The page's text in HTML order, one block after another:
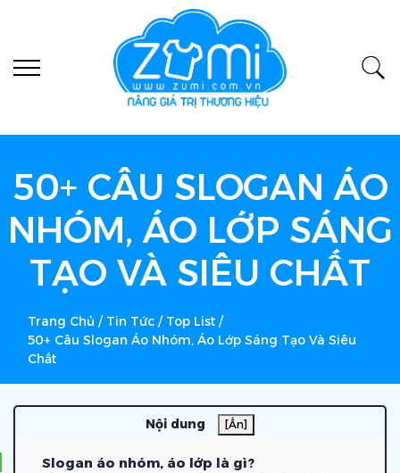
50+ CÂU SLOGAN ÁO
NHÓM, ÁO LỚP SÁNG
TẠO VÀ SIÊU CHẤT
Trang Chủ / Tin Tức / Top List /
50+ Câu Slogan Áo Nhóm, Áo Lớp Sáng Tạo Và Siêu
Chất
Nội dung [Ẩn]
Slogan áo nhóm, áo lớp là gì?